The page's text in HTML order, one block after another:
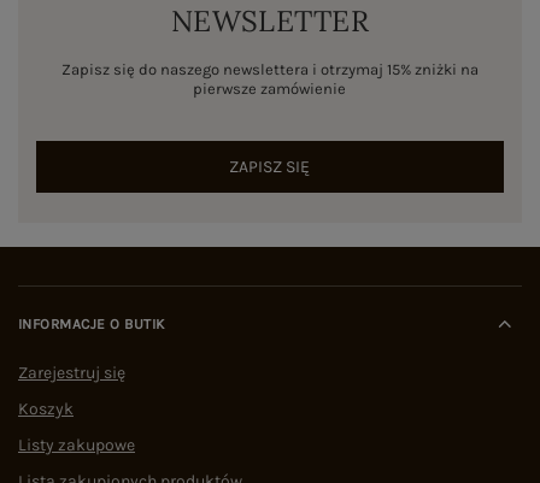
NEWSLETTER
Zapisz się do naszego newslettera i otrzymaj 15% zniżki na
pierwsze zamówienie
ZAPISZ SIĘ
INFORMACJE O BUTIK
Zarejestruj się
Koszyk
Listy zakupowe